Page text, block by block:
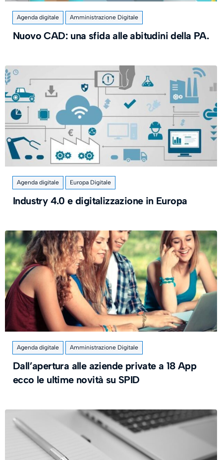
Agenda digitale Amministrazione Digitale
Nuovo CAD: una sfida alle abitudini della PA.
Agenda digitale Europa Digitale
Industry 4.0 e digitalizzazione in Europa
Agenda digitale Amministrazione Digitale
Dall’apertura alle aziende private a 18 App
ecco le ultime novità su SPID